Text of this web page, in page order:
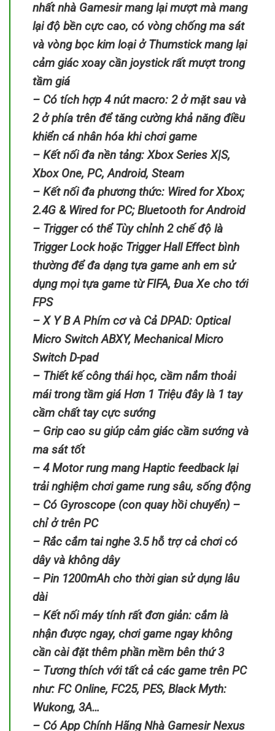
nhất nhà Gamesir mang lại mượt mà mang
lại độ bền cực cao, có vòng chống ma sát
và vòng bọc kim loại ở Thumstick mang lại
cảm giác xoay cần joystick rất mượt trong
tầm giá
– Có tích hợp 4 nút macro: 2 ở mặt sau và
2 ở phía trên để tăng cường khả năng điều
khiển cá nhân hóa khi chơi game
– Kết nối đa nền tảng: Xbox Series X|S,
Xbox One, PC, Android, Steam
– Kết nối đa phương thức: Wired for Xbox;
2.4G & Wired for PC; Bluetooth for Android
– Trigger có thể Tùy chỉnh 2 chế độ là
Trigger Lock hoặc Trigger Hall Effect bình
thường để đa dạng tựa game anh em sử
dụng mọi tựa game từ FIFA, Đua Xe cho tới
FPS
– X Y B A Phím cơ và Cả DPAD: Optical
Micro Switch ABXY, Mechanical Micro
Switch D-pad
– Thiết kế công thái học, cầm nắm thoải
mái trong tầm giá Hơn 1 Triệu đây là 1 tay
cầm chất tay cực sướng
– Grip cao su giúp cảm giác cầm sướng và
ma sát tốt
– 4 Motor rung mang Haptic feedback lại
trải nghiệm chơi game rung sâu, sống động
– Có Gyroscope (con quay hồi chuyển) –
chỉ ở trên PC
– Rắc cắm tai nghe 3.5 hỗ trợ cả chơi có
dây và không dây
– Pin 1200mAh cho thời gian sử dụng lâu
dài
– Kết nối máy tính rất đơn giản: cắm là
nhận được ngay, chơi game ngay không
cần cài đặt thêm phần mềm bên thứ 3
– Tương thích với tất cả các game trên PC
như: FC Online, FC25, PES, Black Myth:
Wukong, 3A…
– Có App Chính Hãng Nhà Gamesir Nexus